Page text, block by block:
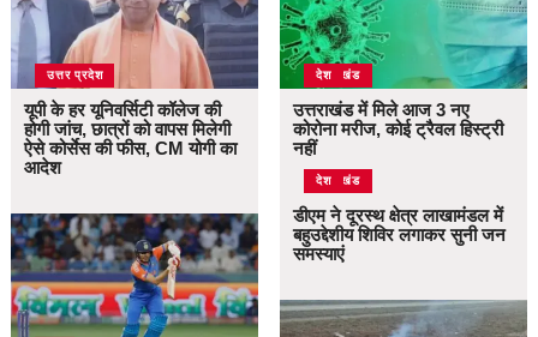
उत्तर प्रदेश
यूपी के हर यूनिवर्सिटी कॉलेज की
होगी जांच, छात्रों को वापस मिलेगी
ऐसे कोर्सेस की फीस, CM योगी का
आदेश
उत्तराखंड
देश
उत्तराखंड में मिले आज 3 नए
कोरोना मरीज, कोई ट्रैवल हिस्ट्री
नहीं
उत्तराखंड
देश
डीएम ने दूरस्थ क्षेत्र लाखामंडल में
बहुउद्देशीय शिविर लगाकर सुनी जन
समस्याएं